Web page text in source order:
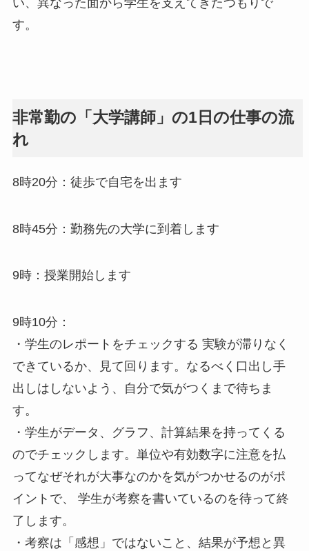
す。
非常勤の「大学講師」の1日の仕事の流
れ
8時20分：徒歩で自宅を出ます
8時45分：勤務先の大学に到着します
9時：授業開始します
9時10分：
・学生のレポートをチェックする 実験が滞りなく
できているか、見て回ります。なるべく口出し手
出しはしないよう、自分で気がつくまで待ちま
す。
・学生がデータ、グラフ、計算結果を持ってくる
のでチェックします。単位や有効数字に注意を払
ってなぜそれが大事なのかを気がつかせるのがポ
イントで、 学生が考察を書いているのを待って終
了します。
・考察は「感想」ではないこと、結果が予想と異